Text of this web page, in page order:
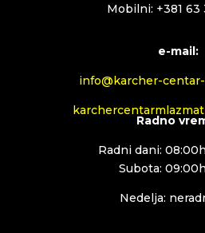
Mobilni: +381 63
e-mail:
info@karcher-
Radno
Radni dani:
Subota:
Nedelja: